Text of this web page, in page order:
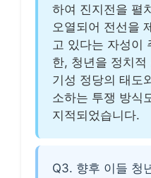
하여 진지전을 펼
오열되어 전선을
고 있다는 자성이
한, 청년을 정치
기성 정당의 태도
소하는 투쟁 방식
지적되었습니다.
Q3. 향후 이들 청